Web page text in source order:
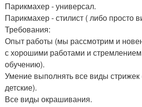
Парикмахер - универсал.
Парикмахер - стилист ( либо просто
Требования:
Опыт работы (мы рассмотрим и
с хорошими работами и
обучению).
Умение выполнять все виды стрижек
детские).
Все виды окрашивания.